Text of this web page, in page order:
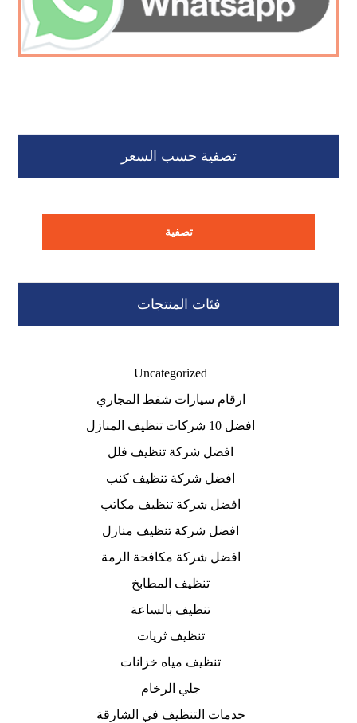
تصفية حسب السعر
تصفية
فئات المنتجات
Uncategorized
ارقام سيارات شفط المجاري
افضل 10 شركات تنظيف المنازل
افضل شركة تنظيف فلل
افضل شركة تنظيف كنب
افضل شركة تنظيف مكاتب
افضل شركة تنظيف منازل
افضل شركة مكافحة الرمة
تنظيف المطابخ
تنظيف بالساعة
تنظيف ثريات
تنظيف مياه خزانات
جلي الرخام
خدمات التنظيف في الشارقة